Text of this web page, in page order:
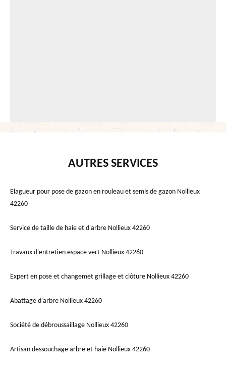
AUTRES SERVICES
Elagueur pour pose de gazon en rouleau et semis de gazon Nollieux
42260
Service de taille de haie et d'arbre Nollieux 42260
Travaux d'entretien espace vert Nollieux 42260
Expert en pose et changemet grillage et clôture Nollieux 42260
Abattage d'arbre Nollieux 42260
Société de débroussaillage Nollieux 42260
Artisan dessouchage arbre et haie Nollieux 42260